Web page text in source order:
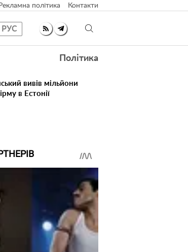
Рекламна політика Контакти
РУС
Політика
вивів мільйони
в Естонії